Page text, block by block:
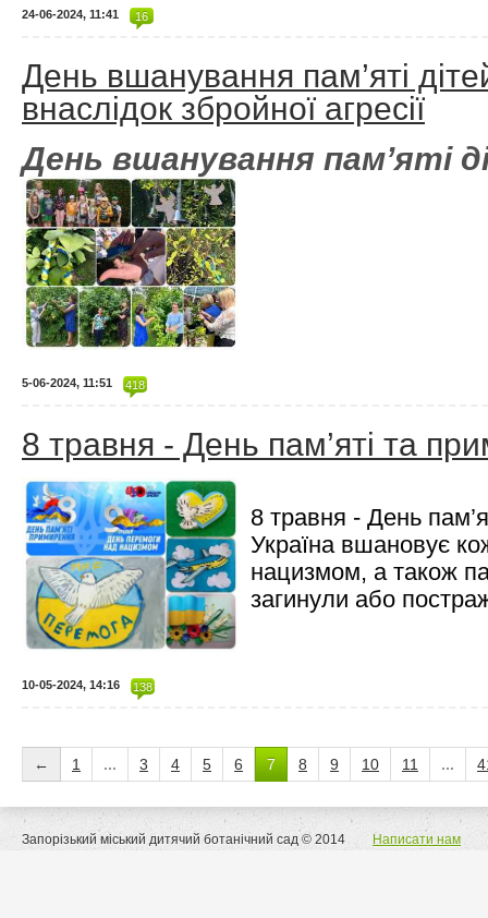
24-06-2024, 11:41 16
День вшанування пам’яті
внаслідок збройної агресії
День вшанування пам’яті
5-06-2024, 11:51 418
8 травня - День пам’яті та
8 травня - День
Україна вшановує
нацизмом, а також
загинули або
10-05-2024, 14:16 138
← 1 ... 3 4 5 6 7 8 9 10 11 ...
Запорізький міський дитячий ботанічний сад © 2014 Написати нам